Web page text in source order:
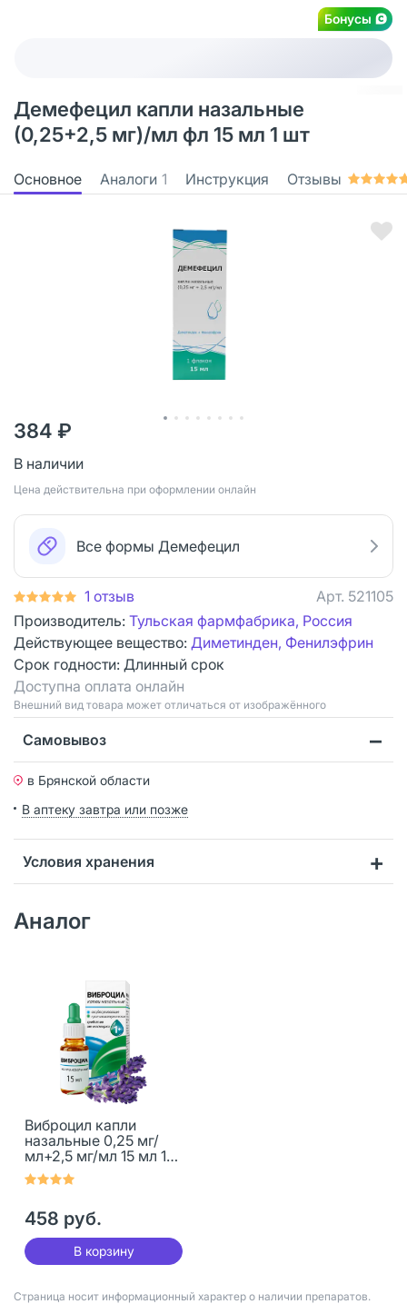
Бонусы
Демефецил капли назальные
(0,25+2,5 мг)/мл фл 15 мл 1 шт
Основное Аналоги 1 Инструкция Отзывы
384 ₽
В наличии
Цена действительна при оформлении онлайн
Все формы Демефецил
1 отзыв Арт. 521105
Производитель: Тульская фармфабрика, Россия
Действующее вещество: Диметинден, Фенилэфрин
Срок годности: Длинный срок
Доступна оплата онлайн
Bнешний вид товара может отличаться от изображённого
Самовывоз
в Брянской области
В аптеку завтра или позже
Условия хранения
Аналог
Виброцил капли
назальные 0,25 мг/
мл+2,5 мг/мл 15 мл 1
шт
458 руб.
В корзину
Страница носит информационный характер о наличии препаратов.